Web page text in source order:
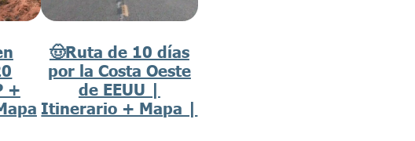
+
🤠Ruta de 10 días
por la Costa Oeste
de EEUU |
Itinerario + Mapa |